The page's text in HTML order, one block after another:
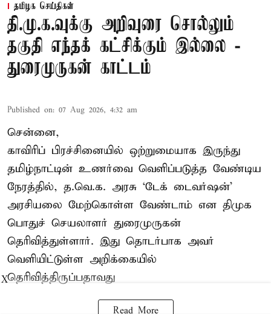
தமிழக செய்திகள்
தி.மு.க.வுக்கு அறிவுரை சொல்லும்
தகுதி எந்தக் கட்சிக்கும் இல்லை -
துரைமுருகன் காட்டம்
Published on: 07 Aug 2026, 4:32 am
சென்னை,
காவிரிப் பிரச்சினையில் ஒற்றுமையாக இருந்து
தமிழ்நாட்டின் உணர்வை வெளிப்படுத்த வேண்டிய
நேரத்தில், த.வெ.க. அரசு ‘டேக் டைவர்ஷன்’
அரசியலை மேற்கொள்ள வேண்டாம் என திமுக
பொதுச் செயலாளர் துரைமுருகன்
தெரிவித்துள்ளார். இது தொடர்பாக அவர்
வெளியிட்டுள்ள அறிக்கையில்
தெரிவித்திருப்பதாவது
Read More
X